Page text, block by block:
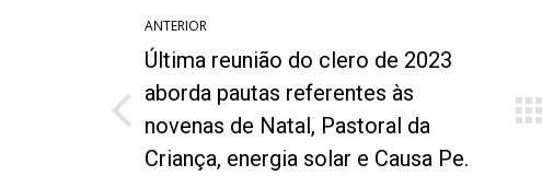
post:
ANTERIOR
Post
anterior:
Última reunião do clero de 2023
aborda pautas referentes às
novenas de Natal, Pastoral da
Criança, energia solar e Causa Pe.